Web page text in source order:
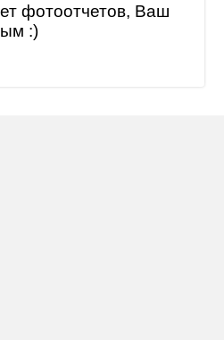
фотоотчетов, Ваш
:)